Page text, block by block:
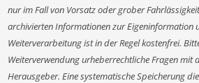
nur im Fall von Vorsatz oder grober
archivierten Informationen zur Eigeninformation
Weiterverarbeitung ist in der Regel kostenfrei.
Weiterverwendung urheberrechtliche Fragen mit
Herausgeber. Eine systematische Speicherung